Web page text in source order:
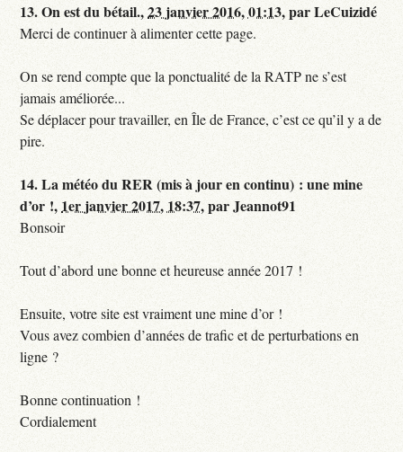
13.On est du bétail.,23 janvier 2016, 01:13,parLeCuizidé
Merci de continuer à alimenter cette page.
On se rend compte que la ponctualité de la RATP ne s’est
jamais améliorée...
Se déplacer pour travailler, en Île de France, c’est ce qu’il y a de
pire.
14.La météo du RER (mis à jour en continu) : une mine
d’or !, 1er janvier 2017, 18:37,parJeannot91
Bonsoir
Tout d’abord une bonne et heureuse année 2017 !
Ensuite, votre site est vraiment une mine d’or !
Vous avez combien d’années de trafic et de perturbations en
ligne ?
Bonne continuation !
Cordialement